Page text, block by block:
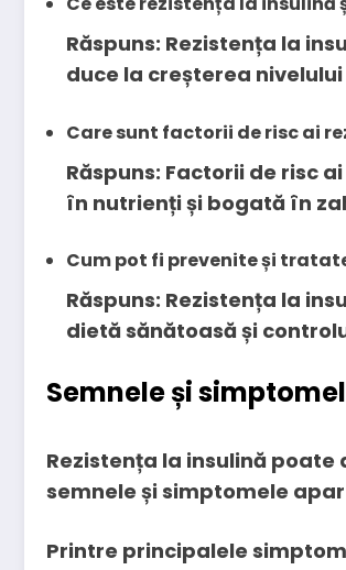
Răspuns: Rezistența la
duce la creșterea
Care sunt factorii de risc ai
Răspuns: Factorii de risc
în nutrienți și bogată în
Cum pot fi prevenite și
Răspuns: Rezistența la
dietă sănătoasă și
Semnele și
Rezistența la insulină
semnele și simptomele
Printre principalele